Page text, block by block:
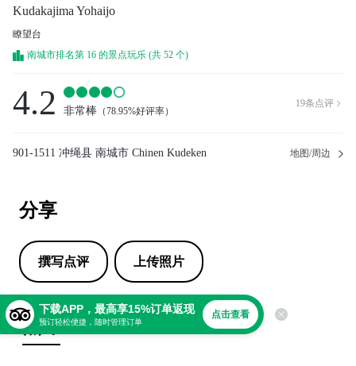
Kudakajima Yohaijo
瞭望台
南城市排名第 16 的景点玩乐 (共 52 个)
4.2 非常棒 （78.95%好评率）
19条点评 
901-1511 冲绳县 南城市 Chinen Kudeken 地图/周边
分享
撰写点评 上传照片
点评
下载APP，最高享15%订单返现
预订轻松便捷，随时管理订单
点击查看